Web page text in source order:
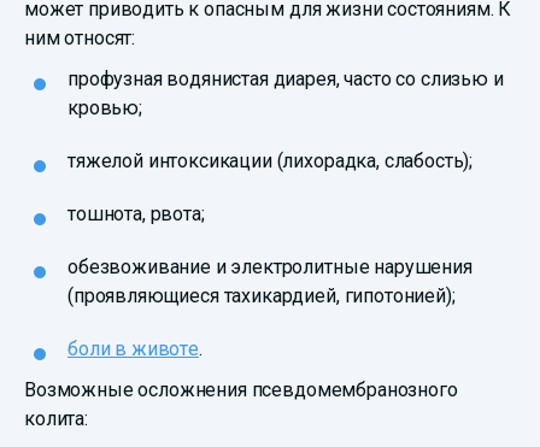
может приводить к опасным для жизни состояниям. К
ним относят:
профузная водянистая диарея, часто со слизью и
кровью;
тяжелой интоксикации (лихорадка, слабость);
тошнота, рвота;
обезвоживание и электролитные нарушения
(проявляющиеся тахикардией, гипотонией);
боли в животе.
Возможные осложнения псевдомембранозного
колита: